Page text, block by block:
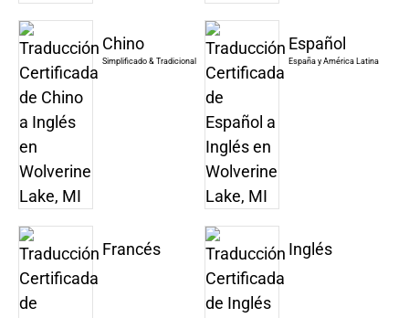
Chino
Simplificado & Tradicional
Español
España y América Latina
Francés Inglés